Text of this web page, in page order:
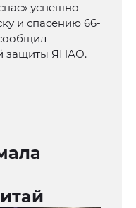
успешно
и спасению 66-
защиты ЯНАО.